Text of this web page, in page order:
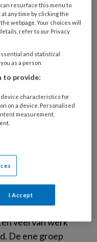
zoveel mogelijk
hand in hand
Deze
gaat mijns
en daarmee ten
door het werk.
met de
werk
veel van werk
De ene groep
can resurface this menu to
any time by clicking the
webpage. Your choices will
refer to our Privacy
and statistical
as a person
to provide:
device characteristics for
on a device. Personalised
measurement,
I Accept